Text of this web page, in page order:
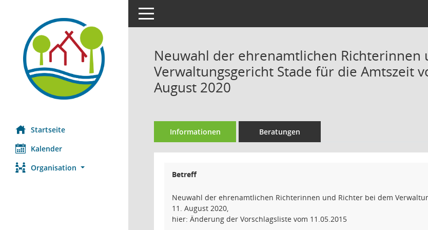
Startseite
Kalender
Organisation
Toggle navigation
Neuwahl der ehrenamtlichen Richterinnen
Verwaltungsgericht Stade für die Amtszeit
August 2020
Informationen Beratungen
Betreff
Neuwahl der ehrenamtlichen Richterinnen und Richter bei dem
11. August 2020,
hier: Änderung der Vorschlagsliste vom 11.05.2015